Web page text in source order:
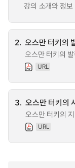
강의 소개와 정보
2. 오스만 터키의
오스만 터키의
URL
3. 오스만 터키의
오스만 터키의
URL